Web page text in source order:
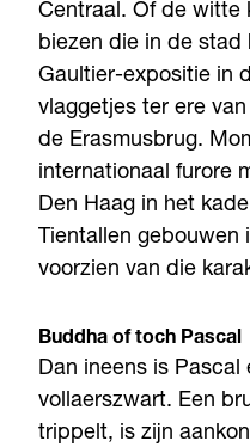
Centraal. Of de witte
biezen die in de stad
Gaultier-expositie in
vlaggetjes ter ere
de Erasmusbrug.
internationaal furore
Den Haag in het
Tientallen gebouwen
voorzien van die
Buddha of toch Pascal
Dan ineens is Pascal
vollaerszwart. Een
trippelt, is zijn